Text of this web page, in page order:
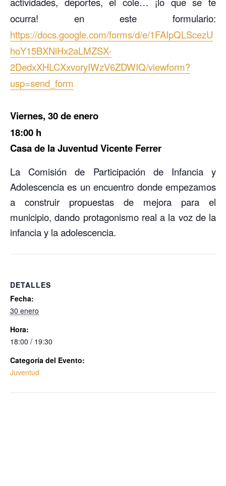
ocurra! en este formulario:
https://docs.google.com/forms/d/e/1FAIpQLScezU
hoY15BXNiHx2aLMZSX-
2DedxXHLCXxvoryIWzV6ZDWIQ/viewform?
usp=send_form
Viernes, 30 de enero
18:00 h
Casa de la Juventud Vicente Ferrer
La Comisión de Participación de Infancia y
Adolescencia es un encuentro donde empezamos
a construir propuestas de mejora para el
municipio, dando protagonismo real a la voz de la
infancia y la adolescencia.
DETALLES
Fecha:
30 enero
Hora:
18:00 / 19:30
Categoría del Evento:
Juventud